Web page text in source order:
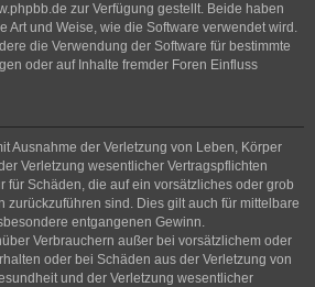
zur Verfügung gestellt. Beide haben
Art und Weise, wie die Software verwendet wird.
die Verwendung der Software für bestimmte
oder auf Inhalte fremder Foren Einfluss
Ausnahme der Verletzung von Leben, Körper
Verletzung wesentlicher Vertragspflichten
für Schäden, die auf ein vorsätzliches oder grob
zurückzuführen sind. Dies gilt auch für mittelbare
entgangenen Gewinn.
Verbrauchern außer bei vorsätzlichem oder
oder bei Schäden aus der Verletzung von
und der Verletzung wesentlicher